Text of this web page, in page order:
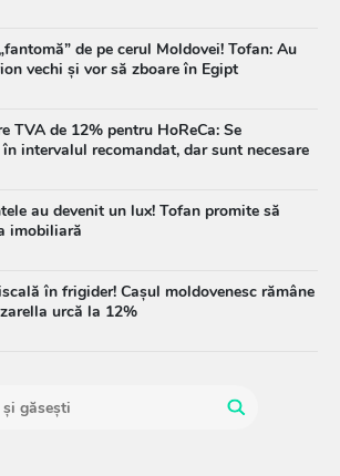
de pe cerul Moldovei! Tofan: Au
vechi și vor să zboare în Egipt
TVA de 12% pentru HoReCa: Se
intervalul recomandat, dar sunt necesare
au devenit un lux! Tofan promite să
imobiliară
în frigider! Cașul moldovenesc rămâne
urcă la 12%